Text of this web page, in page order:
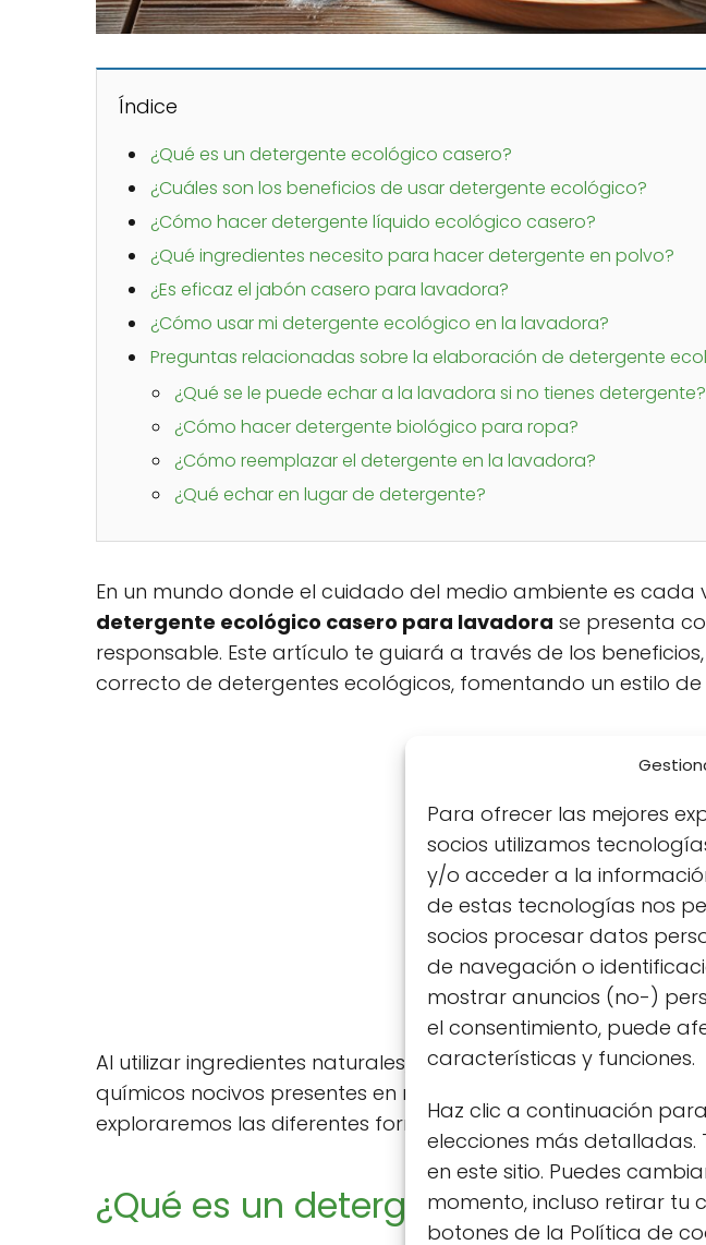
Para ofrecer las mejores
socios utilizamos
y/o acceder a la
de estas tecnologías nos
socios procesar datos
de navegación o
mostrar anuncios (no-)
el consentimiento, puede
características y funciones.
Haz clic a continuación
elecciones más detalladas.
en este sitio. Puedes
momento, incluso retirar tu
botones de la Política de
Índice
¿Qué es un detergente ecológico casero?
¿Cuáles son los beneficios de usar detergente ecológico?
¿Cómo hacer detergente líquido ecológico casero?
¿Qué ingredientes necesito para hacer detergente en polvo?
¿Es eficaz el jabón casero para lavadora?
¿Cómo usar mi detergente ecológico en la lavadora?
Preguntas relacionadas sobre la elaboración de detergente
¿Qué se le puede echar a la lavadora si no tienes detergente?
¿Cómo hacer detergente biológico para ropa?
¿Cómo reemplazar el detergente en la lavadora?
¿Qué echar en lugar de detergente?
En un mundo donde el cuidado del medio ambiente es cada
detergente ecológico casero para lavadora se presenta
responsable. Este artículo te guiará a través de los
correcto de detergentes ecológicos, fomentando un estilo de
Al utilizar ingredientes naturales, no solo ahorras dinero, sino
químicos nocivos presentes en muchos productos
exploraremos las diferentes formas de crear tu propio
¿Qué es un detergente ecológico